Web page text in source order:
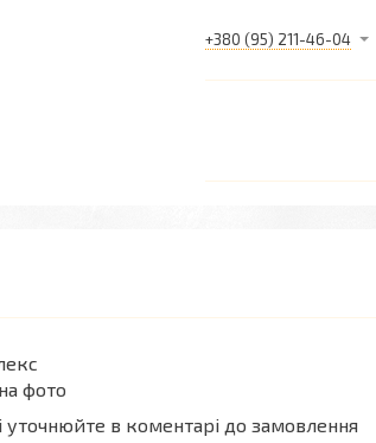
+380 (95) 211-46-04
фото
уточнюйте в коментарі до замовлення